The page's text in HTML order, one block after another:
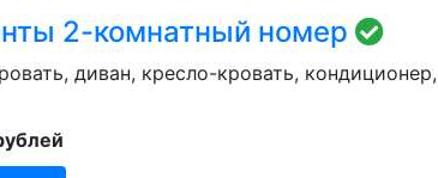
2-комнатный номер
диван, кресло-кровать,